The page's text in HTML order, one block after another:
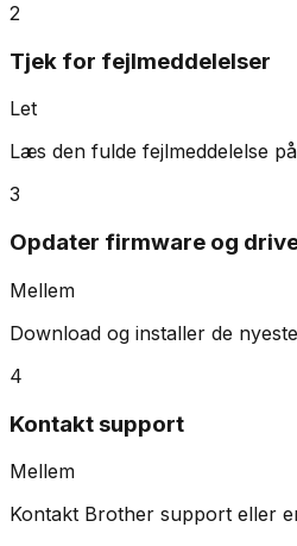
2
Tjek for fejlmeddelelser
Let
Læs den fulde fejlmeddelelse
3
Opdater firmware og
Mellem
Download og installer de
4
Kontakt support
Mellem
Kontakt Brother support eller